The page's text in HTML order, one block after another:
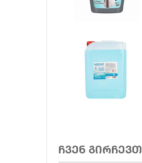
ჩვენ გირჩევთ